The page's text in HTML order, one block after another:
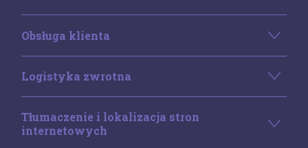
Obsługa klienta
Logistyka zwrotna
Tłumaczenie i lokalizacja stron
internetowych